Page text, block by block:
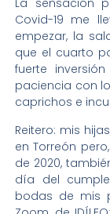
La sensación
Covid-19 me
empezar, la
que el cuarto
fuerte
paciencia con
caprichos e
Reitero: mis
en Torreón
de 2020,
día del
bodas de mis